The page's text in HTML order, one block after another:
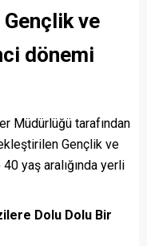
ve
dönemi
Müdürlüğü tarafından
Gençlik ve
40 yaş aralığında yerli
Dolu Dolu Bir